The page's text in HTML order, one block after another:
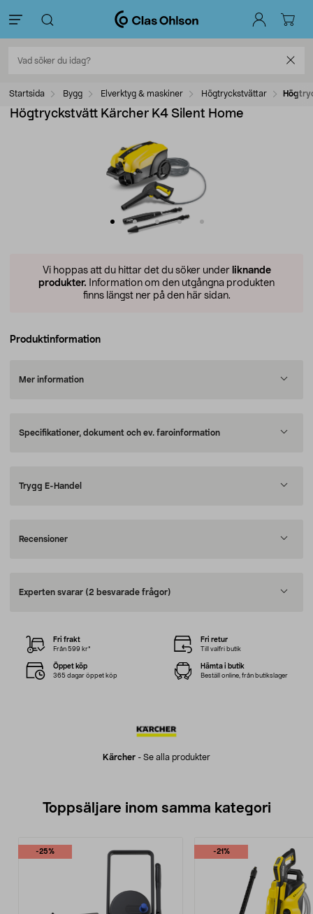
Startsida Bygg Elverktyg & maskiner Högtryckstvättar
Högtryckstvätt Kärcher K4 Silent Home
Vi hoppas att du hittar det du söker under liknande
produkter. Information om den utgångna produkten
finns längst ner på den här sidan.
Produktinformation
Mer information
Specifikationer, dokument och ev. faroinformation
Trygg E-Handel
Recensioner
Experten svarar (2 besvarade frågor)
Kärcher - Se alla produkter
Fri frakt
Från 599 kr*
Fri retur
Till valfri butik
Öppet köp
365 dagar öppet köp
Hämta i butik
Beställ online, från butikslager
Toppsäljare inom samma kategori
-25% -21%